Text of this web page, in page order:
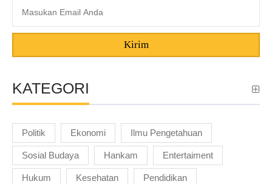
Kirim
KATEGORI
Politik Ekonomi Ilmu Pengetahuan
Sosial Budaya Hankam Entertaiment
Hukum Kesehatan Pendidikan